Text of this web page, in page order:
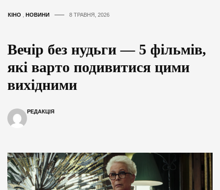
КІНО НОВИНИ 8 ТРАВНЯ, 2026
Вечір без нудьги — 5 фільмів,
які варто подивитися цими
вихідними
РЕДАКЦІЯ